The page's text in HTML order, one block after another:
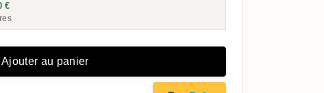
€
Ajouter au panier